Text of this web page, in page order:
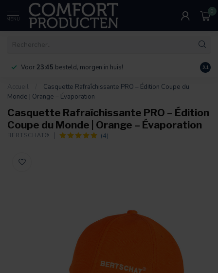
MENU
0
Voor 23:45 besteld, morgen in huis! 9.1
Accueil
Casquette Rafraîchissante PRO – Édition Coupe du
Monde | Orange – Évaporation
Casquette Rafraîchissante PRO – Édition
Coupe du Monde | Orange – Évaporation
BERTSCHAT® (4)